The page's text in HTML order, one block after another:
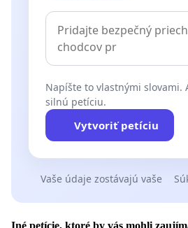
Napíšte to vlastnými slovami.
silnú petíciu.
Vytvoriť petíciu
Vaše údaje zostávajú vaše
Iné petície, ktoré by vás mohli